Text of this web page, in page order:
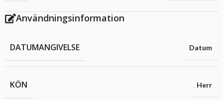
Användningsinformation
DATUMANGIVELSE Datum
KÖN Herr